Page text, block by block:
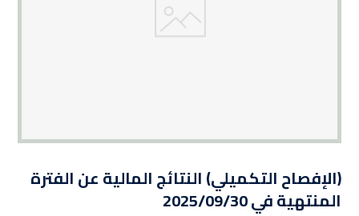
(الإفصاح التكميلي) النتائج المالية عن الفترة
المنتهية في 2025/09/30